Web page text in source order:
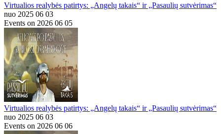
Virtualios realybės patirtys: „Angelų takais“ ir „Pasaulių sutvėrimas“
nuo 2025 06 03
Events on 2026 06 05
Virtualios realybės patirtys: „Angelų takais“ ir „Pasaulių sutvėrimas“
nuo 2025 06 03
Events on 2026 06 06